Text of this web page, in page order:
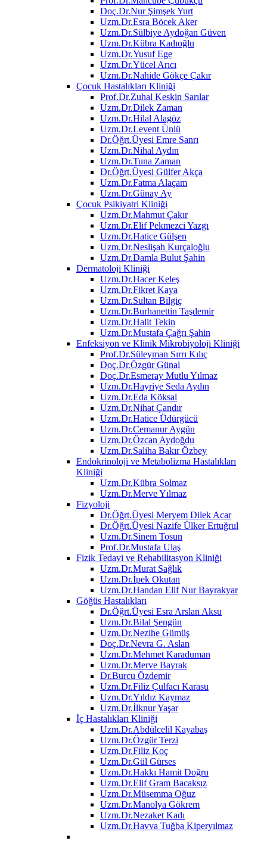
Doç.Dr.Nur Şimşek Yurt
Uzm.Dr.Esra Böcek Aker
Uzm.Dr.Sülbiye Aydoğan Güven
Uzm.Dr.Kübra Kadıoğlu
Uzm.Dr.Yusuf Ege
Uzm.Dr.Yücel Arıcı
Uzm.Dr.Nahide Gökçe Çakır
Çocuk Hastalıkları Kliniği
Prof.Dr.Zuhal Keskin Sarılar
Uzm.Dr.Dilek Zaman
Uzm.Dr.Hilal Alagöz
Uzm.Dr.Levent Ünlü
Dr.Öğrt.Üyesi Emre Sanrı
Uzm.Dr.Nihal Aydın
Uzm.Dr.Tuna Zaman
Dr.Öğrt.Üyesi Gülfer Akça
Uzm.Dr.Fatma Alaçam
Uzm.Dr.Günay Ay
Çocuk Psikiyatri Kliniği
Uzm.Dr.Mahmut Çakır
Uzm.Dr.Elif Pekmezci Yazgı
Uzm.Dr.Hatice Gülşen
Uzm.Dr.Neslişah Kurçaloğlu
Uzm.Dr.Damla Bulut Şahin
Dermatoloji Kliniği
Uzm.Dr.Hacer Keleş
Uzm.Dr.Fikret Kaya
Uzm.Dr.Sultan Bilgiç
Uzm.Dr.Burhanettin Taşdemir
Uzm.Dr.Halit Tekin
Uzm.Dr.Mustafa Çağrı Şahin
Enfeksiyon ve Klinik Mikrobiyoloji Kliniği
Prof.Dr.Süleyman Sırrı Kılıç
Doç.Dr.Özgür Günal
Doç.Dr.Esmeray Mutlu Yılmaz
Uzm.Dr.Hayriye Seda Aydın
Uzm.Dr.Eda Köksal
Uzm.Dr.Nihat Çandır
Uzm.Dr.Hatice Üdürgücü
Uzm.Dr.Cemanur Aygün
Uzm.Dr.Özcan Aydoğdu
Uzm.Dr.Saliha Bakır Özbey
Endokrinoloji ve Metabolizma Hastalıkları
Kliniği
Uzm.Dr.Kübra Solmaz
Uzm.Dr.Merve Yılmaz
Fizyoloji
Dr.Öğrt.Üyesi Meryem Dilek Acar
Dr.Öğrt.Üyesi Nazife Ülker Ertuğrul
Uzm.Dr.Sinem Tosun
Prof.Dr.Mustafa Ulaş
Fizik Tedavi ve Rehabilitasyon Kliniği
Uzm.Dr.Murat Sağlık
Uzm.Dr.İpek Okutan
Uzm.Dr.Handan Elif Nur Bayrakyar
Göğüs Hastalıkları
Dr.Öğrt.Üyesi Esra Arslan Aksu
Uzm.Dr.Bilal Şengün
Uzm.Dr.Nezihe Gümüş
Doç.Dr.Nevra G. Aslan
Uzm.Dr.Mehmet Karaduman
Uzm.Dr.Merve Bayrak
Dr.Burcu Özdemir
Uzm.Dr.Filiz Çulfacı Karasu
Uzm.Dr.Yıldız Kaymaz
Uzm.Dr.İlknur Yaşar
İç Hastalıkları Kliniği
Uzm.Dr.Abdülcelil Kayabaş
Uzm.Dr.Özgür Terzi
Uzm.Dr.Filiz Koç
Uzm.Dr.Gül Gürses
Uzm.Dr.Hakkı Hamit Doğru
Uzm.Dr.Elif Gram Bacaksız
Uzm.Dr.Müsemma Oğuz
Uzm.Dr.Manolya Gökrem
Uzm.Dr.Nezaket Kadı
Uzm.Dr.Havva Tuğba Kiperyılmaz